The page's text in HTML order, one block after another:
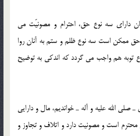
داراي سه نوع حق، ‌احترام و مصونيّت مي
حق ممكن است سه نوع ظلم و ستم به آنان روا
توبه هم واجب مي گردد كه اندكي به توضيح
الله عليه و آله ـ خوانديم، مال و دارايي
است و مصونيت دارد و اتلاف و تجاوز و